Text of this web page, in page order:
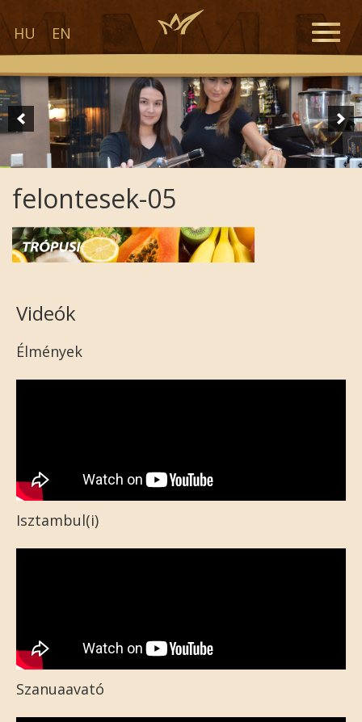
HU EN
Toggle
felontesek-05
Videók
Élmények
Isztambul(i)
Szanuaavató